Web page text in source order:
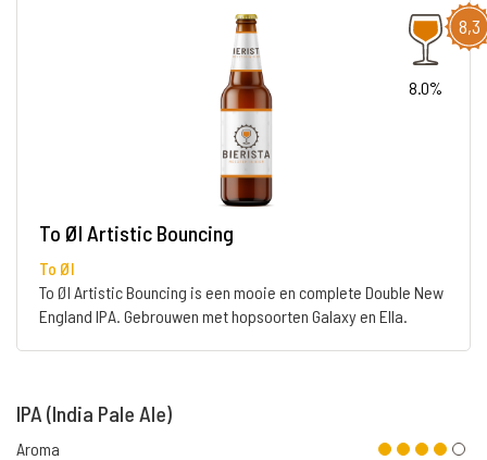
8,3
8.0%
To ØI Artistic Bouncing
To Øl
To ØI Artistic Bouncing is een mooie en complete Double New
England IPA. Gebrouwen met hopsoorten Galaxy en Ella.
IPA (India Pale Ale)
Aroma